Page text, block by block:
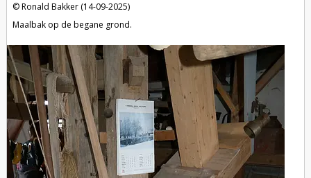
Ronald Bakker (14-09-2025)
Maalbak op de begane grond.